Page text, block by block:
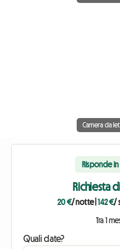
Camera da
Risponde
Richiesta
20 €/ notte|142 €/
Tra 1
Quali date?